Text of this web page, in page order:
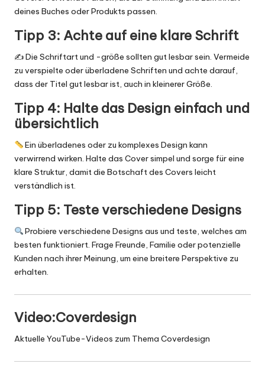
deines Buches oder Produkts passen.
Tipp 3: Achte auf eine klare Schrift
✍️Die Schriftart und -größe sollten gut lesbar sein. Vermeide
zu verspielte oder überladene Schriften und achte darauf,
dass der Titel gut lesbar ist, auch in kleinerer Größe.
Tipp 4: Halte das Design einfach und
übersichtlich
Ein überladenes oder zu komplexes Design kann
verwirrend wirken. Halte das Cover simpel und sorge für eine
klare Struktur, damit die Botschaft des Covers leicht
verständlich ist.
Tipp 5: Teste verschiedene Designs
Probiere verschiedene Designs aus und teste, welches am
besten funktioniert. Frage Freunde, Familie oder potenzielle
Kunden nach ihrer Meinung, um eine breitere Perspektive zu
erhalten.
Video:Coverdesign
Aktuelle YouTube-Videos zum Thema Coverdesign